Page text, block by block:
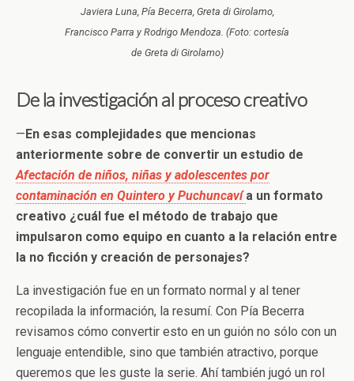
Javiera Luna, Pía Becerra, Greta di Girolamo,
Francisco Parra y Rodrigo Mendoza. (Foto: cortesía
de Greta di Girolamo)
De la investigación al proceso creativo
—En esas complejidades que mencionas
anteriormente sobre de convertir un estudio de
Afectación de niños, niñas y adolescentes por
contaminación en Quintero y Puchuncaví a un formato
creativo ¿cuál fue el método de trabajo que
impulsaron como equipo en cuanto a la relación entre
la no ficción y creación de personajes?
La investigación fue en un formato normal y al tener
recopilada la información, la resumí. Con Pía Becerra
revisamos cómo convertir esto en un guión no sólo con un
lenguaje entendible, sino que también atractivo, porque
queremos que les guste la serie. Ahí también jugó un rol